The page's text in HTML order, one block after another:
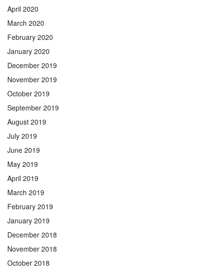
April 2020
March 2020
February 2020
January 2020
December 2019
November 2019
October 2019
September 2019
August 2019
July 2019
June 2019
May 2019
April 2019
March 2019
February 2019
January 2019
December 2018
November 2018
October 2018